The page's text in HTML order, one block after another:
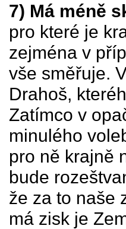
7) Má méně
pro které je
zejména v
vše směřuje.
Drahoš,
Zatímco v
minulého
pro ně krajně
bude
že za to naše
má zisk je